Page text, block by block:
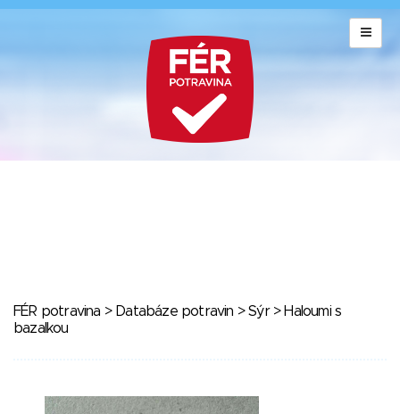
FÉR potravina > Databáze potravin >Sýr> Haloumi s
bazalkou